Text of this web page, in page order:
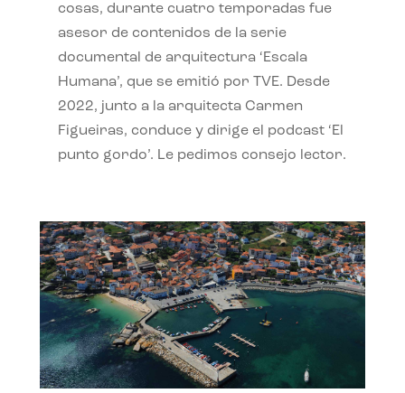
cosas, durante cuatro temporadas fue
asesor de contenidos de la serie
documental de arquitectura ‘Escala
Humana’, que se emitió por TVE. Desde
2022, junto a la arquitecta Carmen
Figueiras, conduce y dirige el podcast ‘El
punto gordo’. Le pedimos consejo lector.